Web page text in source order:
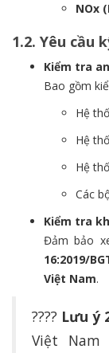
NOx
1.2. Yêu cầu
Kiểm tra
Bao gồm
Hệ
Hệ
Hệ
Các
Kiểm tra
Đảm bảo
16:2019/
Việt Nam.
???? Lưu ý
Việt